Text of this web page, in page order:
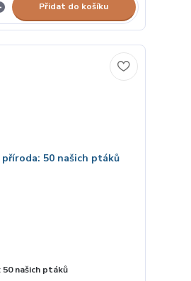
Přidat do košíku
našich ptáků